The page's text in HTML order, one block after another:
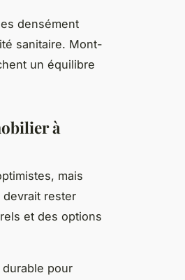
densément
sanitaire. Mont-
un équilibre
à
mais
devrait rester
et des options
pour